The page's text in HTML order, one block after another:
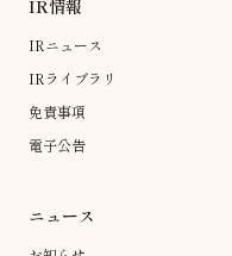
IR情報
IRニュース
IRライブラリ
免責事項
電子公告
ニュース